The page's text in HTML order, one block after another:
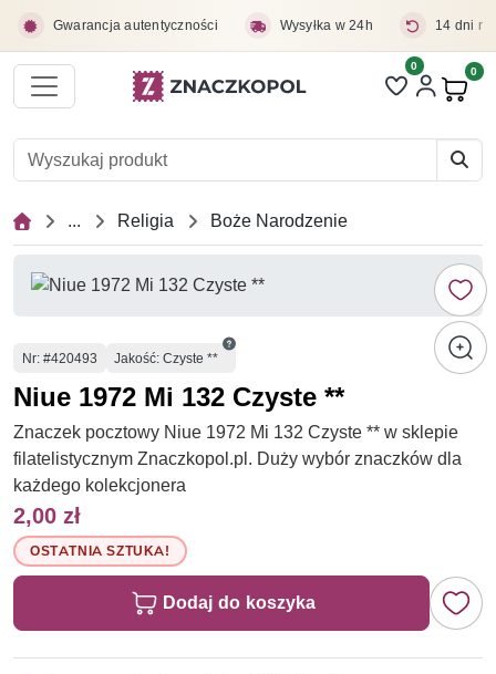
Gwarancja autentyczności Wysyłka w 24h 14 dni
Liczba pozycji
0 0
... Religia Boże Narodzenie
Numer
Nr: #420493 Jakość: Czyste **
Niue 1972 Mi 132 Czyste **
Znaczek pocztowy Niue 1972 Mi 132 Czyste ** w sklepie
filatelistycznym Znaczkopol.pl. Duży wybór znaczków dla
każdego kolekcjonera
2,00 zł
OSTATNIA SZTUKA!
Dodaj do koszyka